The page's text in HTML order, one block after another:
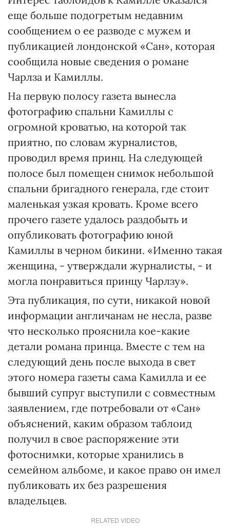
еще больше подогретым недавним
сообщением о ее разводе с мужем и
публикацией лондонской «Сан», которая
сообщила новые сведения о романе
Чарлза и Камиллы.
На первую полосу газета вынесла
фотографию спальни Камиллы с
огромной кроватью, на которой так
приятно, по словам журналистов,
проводил время принц. На следующей
полосе был помещен снимок небольшой
спальни бригадного генерала, где стоит
маленькая узкая кровать. Кроме всего
прочего газете удалось раздобыть и
опубликовать фотографию юной
Камиллы в черном бикини. «Именно такая
женщина, - утверждали журналисты, - и
могла понравиться принцу Чарлзу».
Эта публикация, по сути, никакой новой
информации англичанам не несла, разве
что несколько прояснила кое-какие
детали романа принца. Вместе с тем на
следующий день после выхода в свет
этого номера газеты сама Камилла и ее
бывший супруг выступили с совместным
заявлением, где потребовали от «Сан»
объяснений, каким образом таблоид
получил в свое распоряжение эти
фотоснимки, которые хранились в
семейном альбоме, и какое право он имел
публиковать их без разрешения
владельцев.
RELATED VIDEO